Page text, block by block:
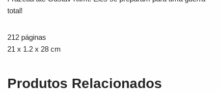
total!
212 páginas
21 x 1.2 x 28 cm
Produtos Relacionados